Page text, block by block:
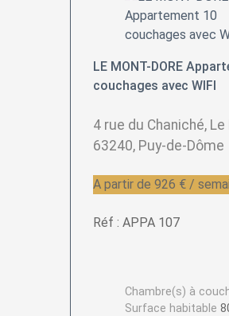
LE MONT-DORE
couchages avec WIFI
4 rue du Chaniché,
63240, Puy-de-Dôme
A partir de 926 € /
Réf : APPA 107
Chambre(s) à
Surface habitable